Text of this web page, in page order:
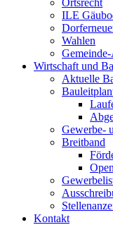
Ortsrecht
ILE
Wahlen
Wirtschaft und
Aktuelle
Gewerbe-
Breitband
Kontakt